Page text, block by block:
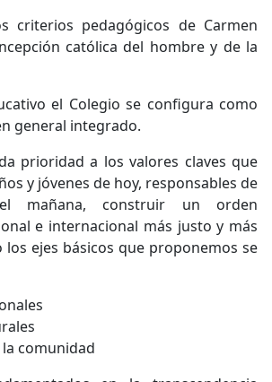
criterios pedagógicos de Carmen
católica del hombre y de la
el Colegio se configura como
general integrado.
prioridad a los valores claves que
y jóvenes de hoy, responsables de
mañana, construir un orden
e internacional más justo y más
los ejes básicos que proponemos se
comunidad